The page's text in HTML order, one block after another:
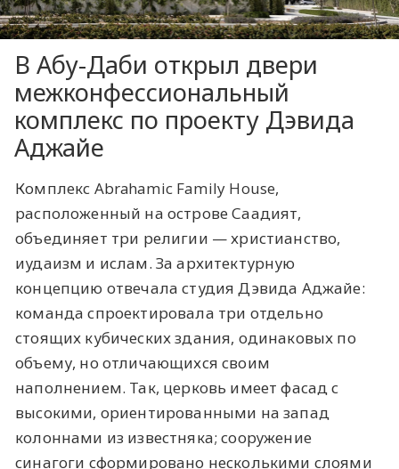
В Абу-Даби открыл двери
межконфессиональный
комплекс по проекту Дэвида
Аджайе
Комплекс Abrahamic Family House,
расположенный на острове Саадият,
объединяет три религии — христианство,
иудаизм и ислам. За архитектурную
концепцию отвечала студия Дэвида Аджайе:
команда спроектировала три отдельно
стоящих кубических здания, одинаковых по
объему, но отличающихся своим
наполнением. Так, церковь имеет фасад с
высокими, ориентированными на запад
колоннами из известняка; сооружение
синагоги сформировано несколькими слоями